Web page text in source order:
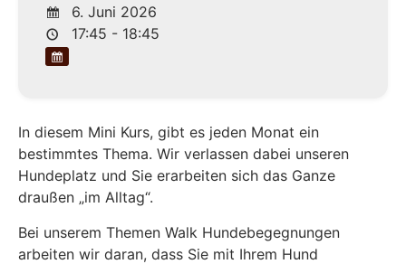
6. Juni 2026
17:45 - 18:45
In diesem Mini Kurs, gibt es jeden Monat ein
bestimmtes Thema. Wir verlassen dabei unseren
Hundeplatz und Sie erarbeiten sich das Ganze
draußen „im Alltag“.
Bei unserem Themen Walk Hundebegegnungen
arbeiten wir daran, dass Sie mit Ihrem Hund